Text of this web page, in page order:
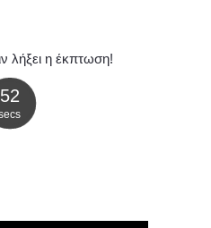
λήξει η έκπτωση!
52